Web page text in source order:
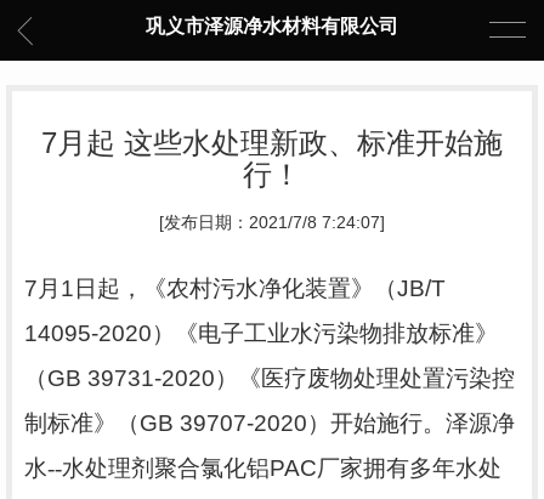
巩义市泽源净水材料有限公司
7月起 这些水处理新政、标准开始施
行！
[发布日期：2021/7/8 7:24:07]
7 月 1 日起，《农村污水净化装置》（JB/T
14095-2020）《电子工业水污染物排放标准》
（GB 39731-2020）《医疗废物处理处置污染控
制标准》（GB 39707-2020）开始施行。泽源净
水--水处理剂聚合氯化铝PAC厂家拥有多年水处